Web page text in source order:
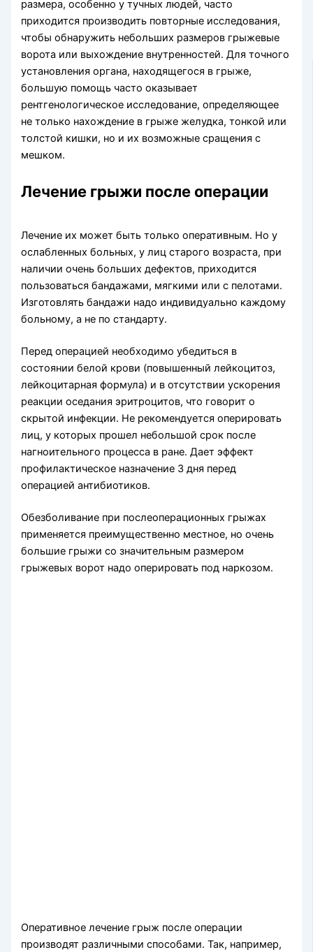
размера, особенно у тучных людей, часто
приходится производить повторные исследования,
чтобы обнаружить небольших размеров грыжевые
ворота или выхождение внутренностей. Для точного
установления органа, находящегося в грыже,
большую помощь часто оказывает
рентгенологическое исследование, определяющее
не только нахождение в грыже желудка, тонкой или
толстой кишки, но и их возможные сращения с
мешком.
Лечение грыжи после операции
Лечение их может быть только оперативным. Но у
ослабленных больных, у лиц старого возраста, при
наличии очень больших дефектов, приходится
пользоваться бандажами, мягкими или с пелотами.
Изготовлять бандажи надо индивидуально каждому
больному, а не по стандарту.
Перед операцией необходимо убедиться в
состоянии белой крови (повышенный лейкоцитоз,
лейкоцитарная формула) и в отсутствии ускорения
реакции оседания эритроцитов, что говорит о
скрытой инфекции. Не рекомендуется оперировать
лиц, у которых прошел небольшой срок после
нагноительного процесса в ране. Дает эффект
профилактическое назначение 3 дня перед
операцией антибиотиков.
Обезболивание при послеоперационных грыжах
применяется преимущественно местное, но очень
большие грыжи со значительным размером
грыжевых ворот надо оперировать под наркозом.
Оперативное лечение грыж после операции
производят различными способами. Так, например,